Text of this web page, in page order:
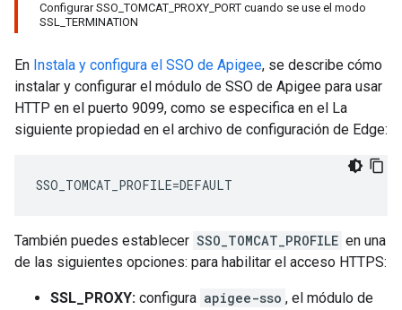
Configurar SSO_TOMCAT_PROXY_PORT cuando se use el modo
SSL_TERMINATION
En Instala y configura el SSO de Apigee, se describe cómo
instalar y configurar el módulo de SSO de Apigee para usar
HTTP en el puerto 9099, como se especifica en el La
siguiente propiedad en el archivo de configuración de Edge:
SSO_TOMCAT_PROFILE=DEFAULT
También puedes establecer SSO_TOMCAT_PROFILE en una
de las siguientes opciones: para habilitar el acceso HTTPS:
SSL_PROXY: configura apigee-sso , el módulo de